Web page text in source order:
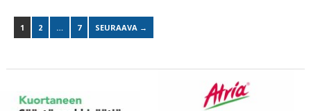
1 2 … 7 SEURAAVA →